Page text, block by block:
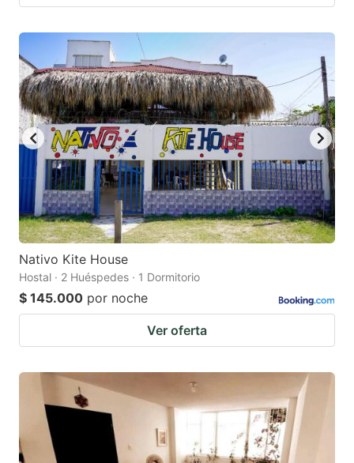
Nativo Kite House
Hostal · 2 Huéspedes · 1 Dormitorio
$ 145.000 por noche
Ver oferta